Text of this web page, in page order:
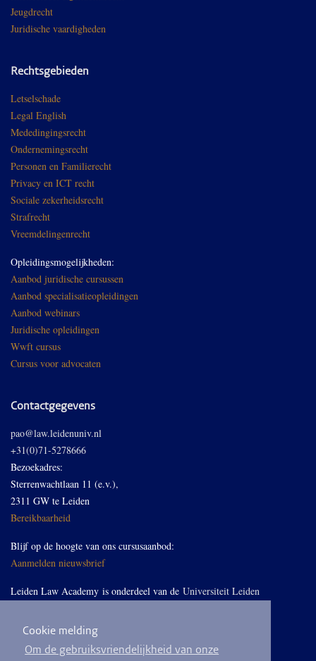
Cookie melding
Om de gebruiksvriendelijkheid van onze
Jeugdrecht
Juridische vaardigheden
Rechtsgebieden
Letselschade
Legal English
Mededingingsrecht
Ondernemingsrecht
Personen en Familierecht
Privacy en ICT recht
Sociale zekerheidsrecht
Strafrecht
Vreemdelingenrecht
Opleidingsmogelijkheden:
Aanbod juridische cursussen
Aanbod specialisatieopleidingen
Aanbod webinars
Juridische opleidingen
Wwft cursus
Cursus voor advocaten
Contactgegevens
pao@law.leidenuniv.nl
+31(0)71-5278666
Bezoekadres:
Sterrenwachtlaan 11 (e.v.),
2311 GW te Leiden
Bereikbaarheid
Blijf op de hoogte van ons cursusaanbod:
Aanmelden nieuwsbrief
Leiden Law Academy is onderdeel van de Universiteit Leiden
Volg ons op LinkedIn